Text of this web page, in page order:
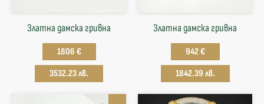
Златна дамска гривна
1806 €
3532.23 лв.
Златна дамска гривна
942 €
1842.39 лв.